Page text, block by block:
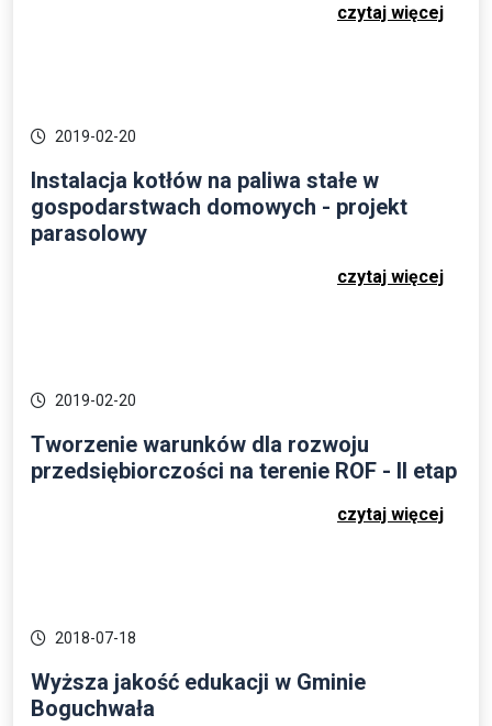
czytaj więcej
2019-02-20
Instalacja kotłów na paliwa stałe w
gospodarstwach domowych - projekt
parasolowy
czytaj więcej
2019-02-20
Tworzenie warunków dla rozwoju
przedsiębiorczości na terenie ROF - II etap
czytaj więcej
2018-07-18
Wyższa jakość edukacji w Gminie
Boguchwała